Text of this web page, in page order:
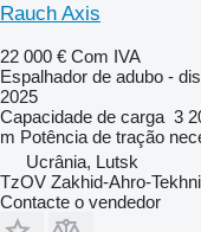
Rauch Axis
22 000 € Com IVA
Espalhador de adubo -
2025
Capacidade de carga 3
m Potência de tração
Ucrânia, Lutsk
TzOV Zakhid-Ahro-
Contacte o vendedor